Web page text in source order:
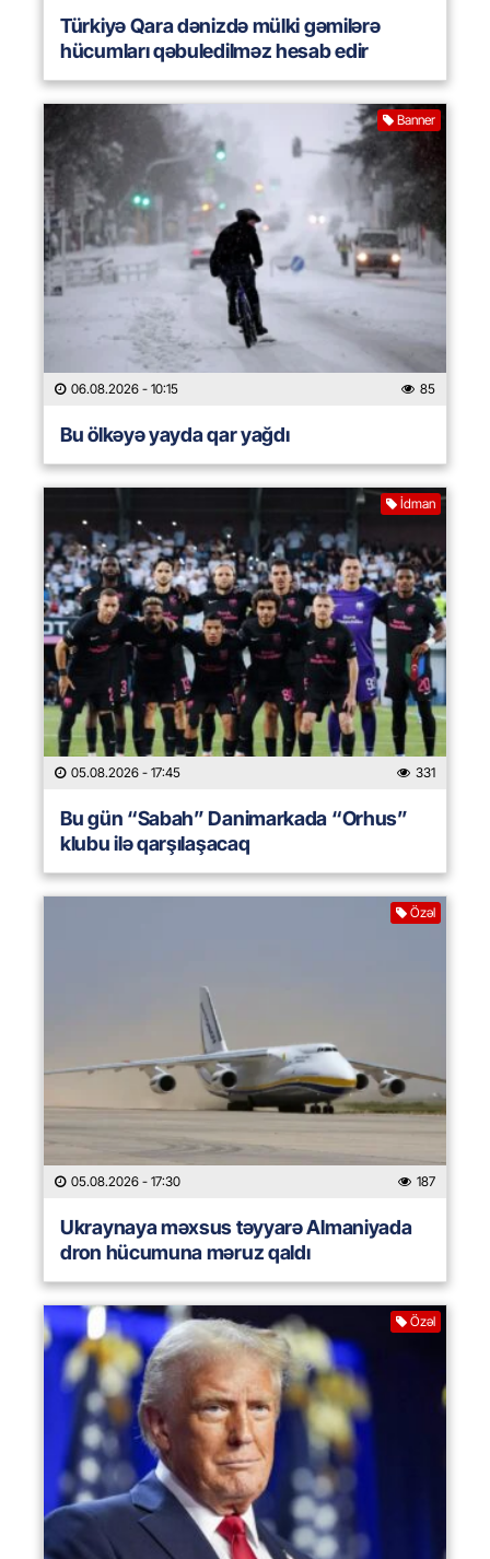
Türkiyə Qara dənizdə mülki gəmilərə
hücumları qəbuledilməz hesab edir
Banner
06.08.2026 - 10:15 85
Bu ölkəyə yayda qar yağdı
İdman
05.08.2026 - 17:45 331
Bu gün “Sabah” Danimarkada “Orhus”
klubu ilə qarşılaşacaq
Özəl
05.08.2026 - 17:30 187
Ukraynaya məxsus təyyarə Almaniyada
dron hücumuna məruz qaldı
Özəl